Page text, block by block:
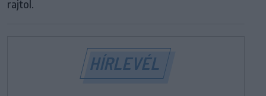
rajtol.
HÍRLEVÉL